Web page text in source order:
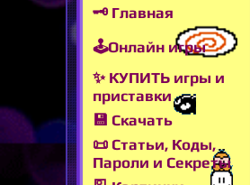
🗝 Главная
🕹Онлайн игры
✨ КУПИТЬ игры и
приставки
💾 Скачать
📜 Статьи, Коды,
Пароли и Секреты